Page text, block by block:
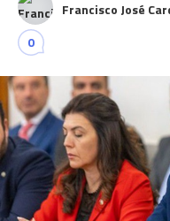
Francisco José
0